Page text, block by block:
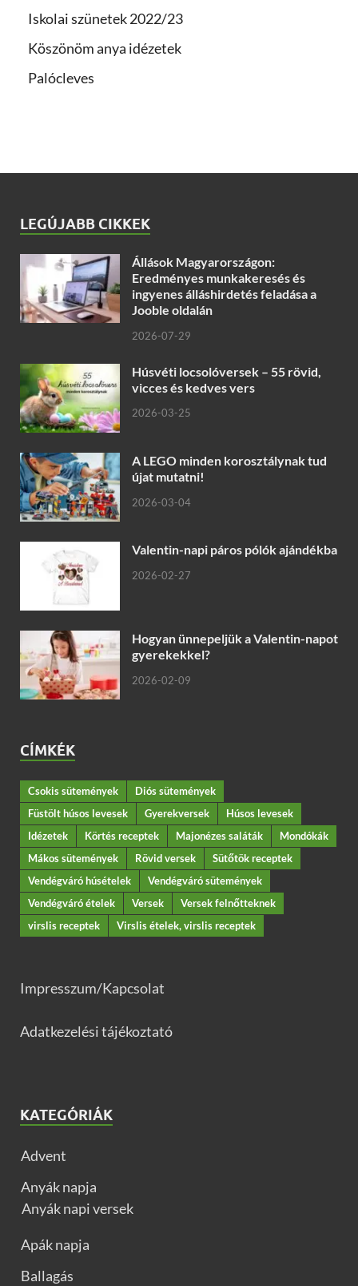
Iskolai szünetek 2022/23
Köszönöm anya idézetek
Palócleves
LEGÚJABB CIKKEK
Állások Magyarországon:
Eredményes munkakeresés és
ingyenes álláshirdetés feladása a
Jooble oldalán
2026-07-29
Húsvéti locsolóversek – 55 rövid,
vicces és kedves vers
2026-03-25
A LEGO minden korosztálynak tud
újat mutatni!
2026-03-04
Valentin-napi páros pólók ajándékba
2026-02-27
Hogyan ünnepeljük a Valentin-napot
gyerekekkel?
2026-02-09
CÍMKÉK
Csokis sütemények
Diós sütemények
Füstölt húsos levesek
Gyerekversek
Húsos levesek
Idézetek
Körtés receptek Majonézes saláták
Mondókák
Mákos sütemények
Rövid versek
Sütőtök receptek
Vendégváró húsételek
Vendégváró sütemények
Vendégváró ételek
Versek
Versek felnőtteknek
virslis receptek
Virslis ételek, virslis receptek
Impresszum/Kapcsolat
Adatkezelési tájékoztató
KATEGÓRIÁK
Advent
Anyák napja
Anyák napi versek
Apák napja
Ballagás